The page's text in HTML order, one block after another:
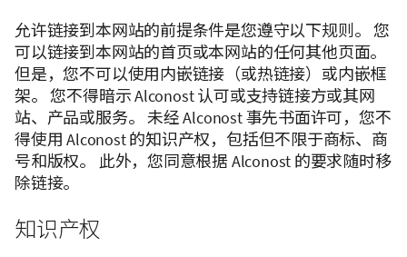
允许链接到本网站的前提条件是您遵守以下规则。 您
可以链接到本网站的首页或本网站的任何其他页面。
但是，您不可以使用内嵌链接（或热链接）或内嵌框
架。 您不得暗示 Alconost 认可或支持链接方或其网
站、产品或服务。 未经 Alconost 事先书面许可，您不
得使用 Alconost 的知识产权，包括但不限于商标、商
号和版权。 此外，您同意根据 Alconost 的要求随时移
除链接。
知识产权